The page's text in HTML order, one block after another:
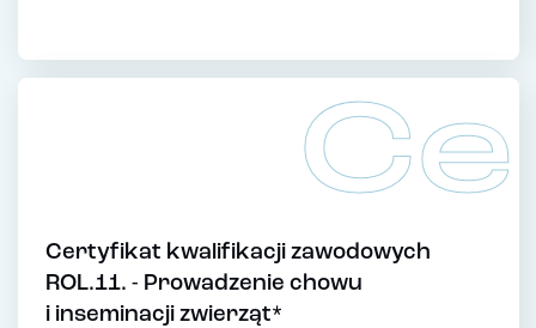
Ce
Certyfikat kwalifikacji zawodowych
ROL.11. - Prowadzenie chowu
i inseminacji zwierząt*